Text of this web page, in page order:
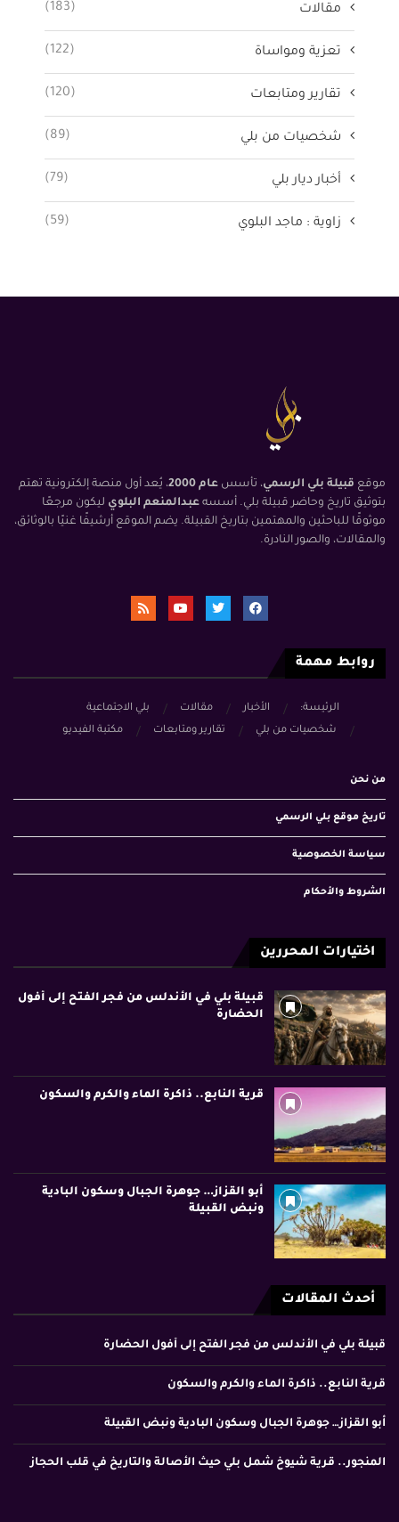
مقالات (183)
تعزية ومواساة (122)
تقارير ومتابعات (120)
شخصيات من بلي (89)
أخبار ديار بلي (79)
زاوية : ماجد البلوي (59)
موقع قبيلة بلي الرسمي، تأسس عام 2000
، يُعد أول منصة إلكترونية تهتم
بتوثيق تاريخ وحاضر قبيلة بلي. أسسه عبدالمنعم البلوي ليكون مرجعًا
موثوقًا للباحثين والمهتمين بتاريخ القبيلة. يضم الموقع أرشيفًا غنيًا بالوثائق،
والمقالات، والصور النادرة.
روابط مهمة
الرئيسة: الأخبار مقالات
بلي الاجتماعية
شخصيات من بلي
تقارير ومتابعات مكتبة الفيديو
من نحن
تاريخ موقع بلي الرسمي
سياسة الخصوصية
الشروط والأحكام
اختيارات المحررين
قبيلة بلي في الأندلس من فجر الفتح إلى أفول
الحضارة
قرية النابع.. ذاكرة الماء والكرم والسكون
أبو القزاز… جوهرة الجبال وسكون البادية
ونبض القبيلة
أحدث المقالات
قبيلة بلي في الأندلس من فجر الفتح إلى أفول الحضارة
قرية النابع.. ذاكرة الماء والكرم والسكون
أبو القزاز… جوهرة الجبال وسكون البادية ونبض القبيلة
المنجور.. قرية شيوخ شمل بلي حيث الأصالة والتاريخ في قلب الحجاز